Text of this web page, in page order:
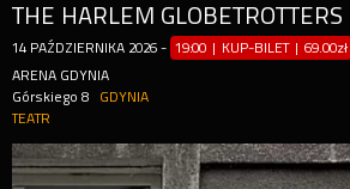
THE HARLEM GLOBETROTTERS
14 PAŹDZIERNIKA 2026 - 19:00 | KUP-BILET |69.00zł
ARENA GDYNIA
Górskiego 8
GDYNIA
TEATR